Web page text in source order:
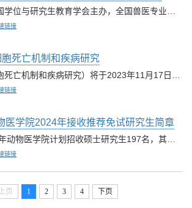
链接
死亡机制和疾病研究
链接
医学院2024年接收推荐免试研究生简章
链接
页 1 2 3 4 下页